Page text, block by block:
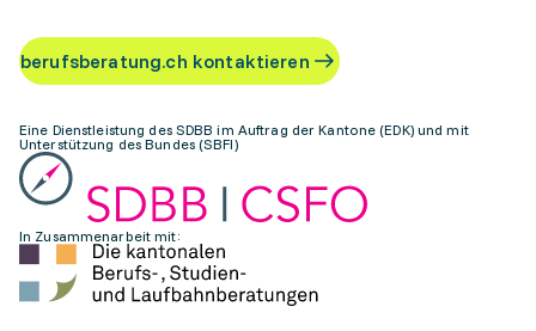
berufsberatung.ch kontaktieren
Eine Dienstleistung des SDBB im Auftrag der Kantone (EDK) und mit
Unterstützung des Bundes (SBFI)
In Zusammenarbeit mit: